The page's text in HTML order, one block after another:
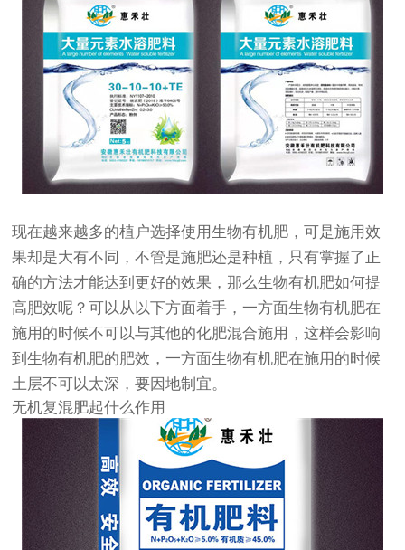
现在越来越多的植户选择使用生物有机肥，可是施用效
果却是大有不同，不管是施肥还是种植，只有掌握了正
确的方法才能达到更好的效果，那么生物有机肥如何提
高肥效呢？可以从以下方面着手，一方面生物有机肥在
施用的时候不可以与其他的化肥混合施用，这样会影响
到生物有机肥的肥效，一方面生物有机肥在施用的时候
土层不可以太深，要因地制宜。
无机复混肥起什么作用